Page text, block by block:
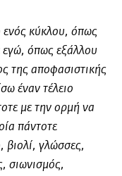
ενός κύκλου, όπως
εγώ, όπως εξάλλου
της αποφασιστικής
έναν τέλειο
με την ορμή να
πάντοτε
βιολί, γλώσσες,
σιωνισμός,